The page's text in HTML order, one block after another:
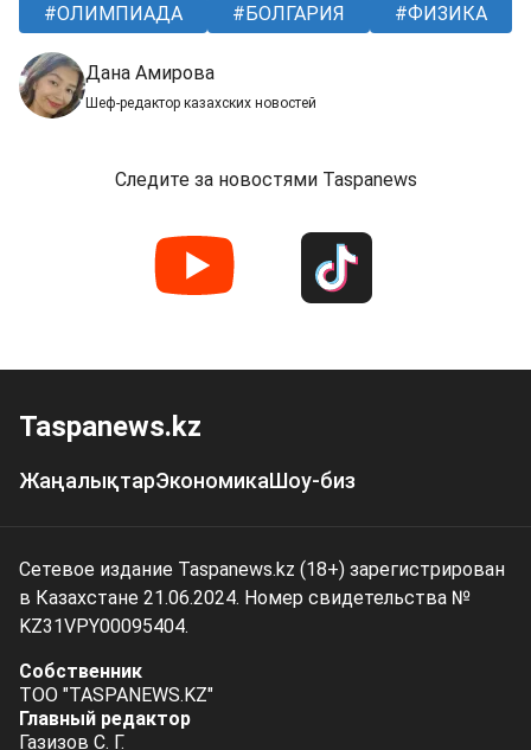
ОЛИМПИАДА БОЛГАРИЯ ФИЗИКА
Дана Амирова
Шеф-редактор казахских новостей
Следите за новостями Taspanews
Taspanews.kz
ЖаңалықтарЭкономикаШоу-биз
Сетевое издание Taspanews.kz (18+) зарегистрирован
в Казахстане 21.06.2024. Номер свидетельства №
KZ31VPY00095404.
Собственник
ТОО "TASPANEWS.KZ"
Главный редактор
Газизов С. Г.